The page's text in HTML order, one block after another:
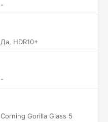
-
Да, HDR10+
-
Corning Gorilla Glass 5